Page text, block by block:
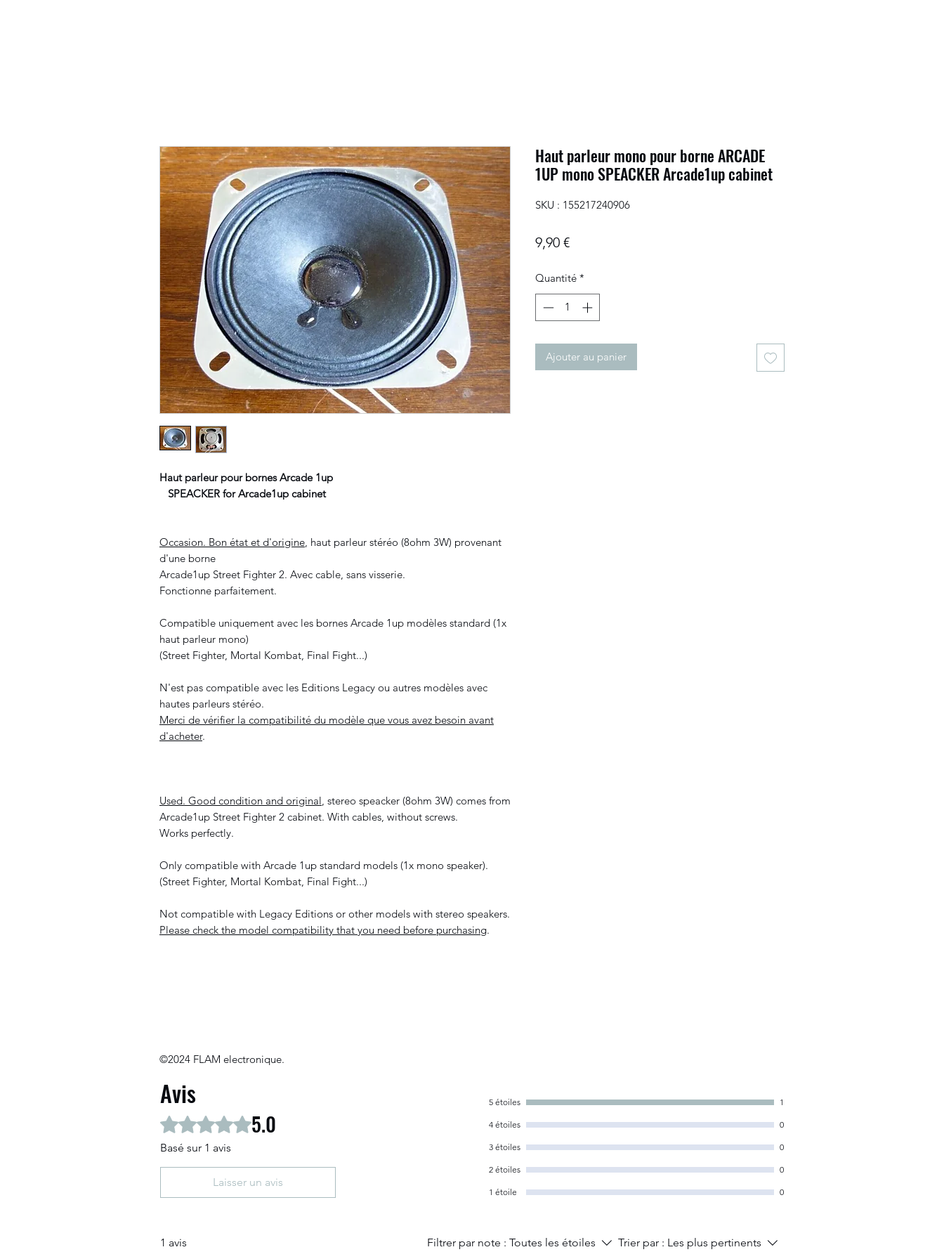
Haut parleur pour bornes Arcade 1up
SPEACKER for Arcade1up cabinet
Occasion. Bon état et d'origine, haut parleur stéréo (8ohm 3W) provenant
d'une borne
Arcade1up Street Fighter 2. Avec cable, sans visserie.
Fonctionne parfaitement.
Compatible uniquement avec les bornes Arcade 1up modèles standard (1x
haut parleur mono)
(Street Fighter, Mortal Kombat, Final Fight...)
N'est pas compatible avec les Editions Legacy ou autres modèles avec
hautes parleurs stéréo.
Merci de vérifier la compatibilité du modèle que vous avez besoin avant
d'acheter.
Used. Good condition and original, stereo speacker (8ohm 3W) comes from
Arcade1up Street Fighter 2 cabinet. With cables, without screws.
Works perfectly.
Only compatible with Arcade 1up standard models (1x mono speaker).
(Street Fighter, Mortal Kombat, Final Fight...)
Not compatible with Legacy Editions or other models with stereo speakers.
Please check the model compatibility that you need before purchasing.
©2024 FLAM electronique.
Haut parleur mono pour borne ARCADE
1UP mono SPEACKER Arcade1up cabinet
SKU : 155217240906
9,90 €Prix
Quantité *
Ajouter au panier
Avis
Noté 5 sur 5. 5.0
Basé sur 1 avis
Laisser un avis
5 étoiles 1
4 étoiles 0
3 étoiles 0
2 étoiles 0
1 étoile 0
1 avis Filtrer par note : Toutes les étoiles Trier par : Les plus pertinents